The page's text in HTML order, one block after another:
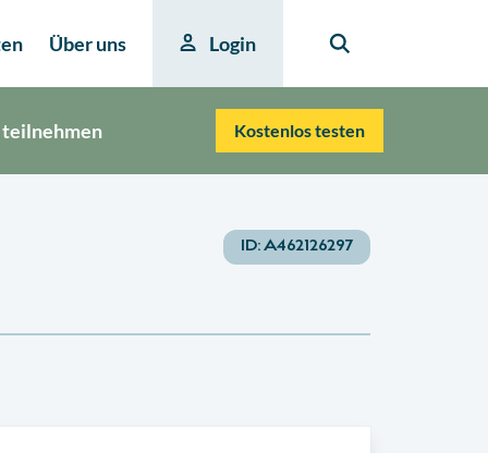
Über uns Login
teilnehmen Kostenlos testen
ID:A462126297